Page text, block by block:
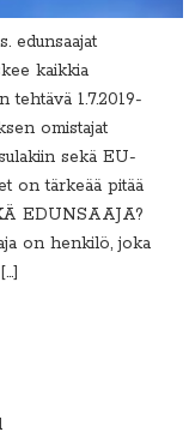
edunsaajat
kaikkia
tehtävä 1.7.2019-
omistajat
sekä EU-
on tärkeää pitää
EDUNSAAJA?
on henkilö, joka